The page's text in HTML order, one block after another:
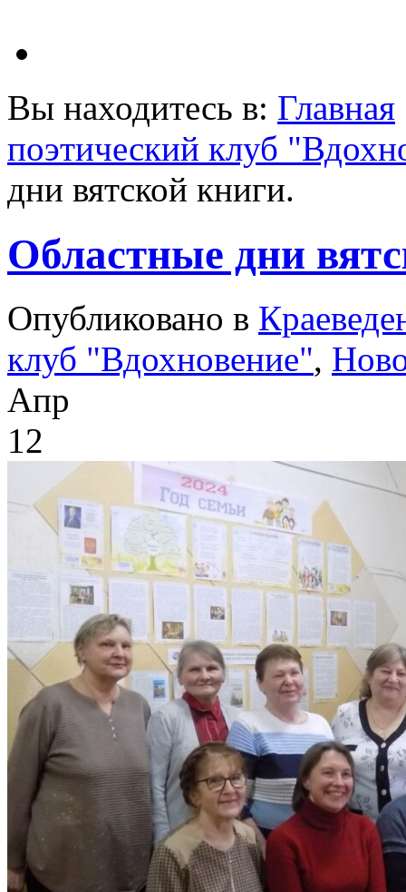
Вы находитесь в: Главная
поэтический клуб
дни вятской книги.
Областные дни
Опубликовано в
клуб "Вдохновение",
Апр
12